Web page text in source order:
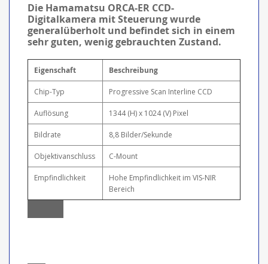
Die Hamamatsu ORCA-ER CCD-
Digitalkamera mit Steuerung wurde
generalüberholt und befindet sich in einem
sehr guten, wenig gebrauchten Zustand.
Eigenschaft Beschreibung
Chip-Typ Progressive Scan Interline CCD
Auflösung 1344 (H) x 1024 (V) Pixel
Bildrate 8,8 Bilder/Sekunde
Objektivanschluss C-Mount
Empfindlichkeit
Hohe Empfindlichkeit im VIS-NIR
Bereich